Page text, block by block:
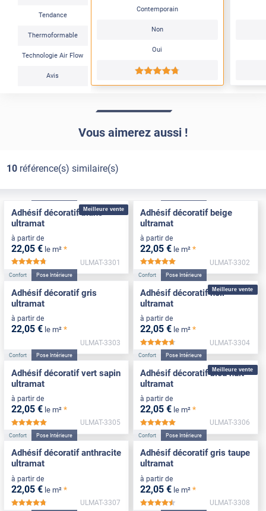
Tendance
Thermoformable
Technologie Air Flow
Avis
Contemporain
Non
Oui
*****
Vous aimerez aussi !
10référence(s) similaire(s)
Meilleure vente
Adhésif décoratif blanc
ultramat
à partir de
22,05 € le m² *
*****
ULMAT-3301
Adhésif décoratif beige
ultramat
à partir de
22,05 € le m² *
ULMAT-3302
Confort Pose Intérieure
Adhésif décoratif gris
ultramat
à partir de
22,05 € le m² *
ULMAT-3303
Meilleure vente
Confort Pose Intérieure
Adhésif décoratif noir
ultramat
à partir de
22,05 € le m² *
*****
ULMAT-3304
Confort Pose Intérieure
Adhésif décoratif vert sapin
ultramat
à partir de
22,05 € le m² *
*****
ULMAT-3305
Meilleure vente
Confort Pose Intérieure
Adhésif décoratif bleu nuit
ultramat
à partir de
22,05 € le m² *
ULMAT-3306
Confort Pose Intérieure
Adhésif décoratif anthracite
ultramat
à partir de
22,05 € le m² *
*****
ULMAT-3307
Confort Pose Intérieure
Adhésif décoratif gris taupe
ultramat
à partir de
22,05 € le m² *
*****
ULMAT-3308